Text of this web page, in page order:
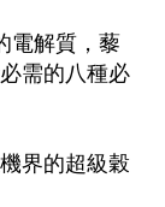
電解質，藜
需的八種必
界的超級穀